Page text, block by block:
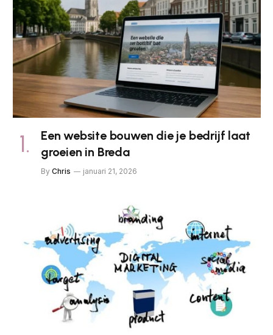
Een website bouwen die je bedrijf laat
groeien in Breda
By Chris januari 21, 2026